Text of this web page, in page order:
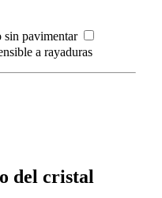
sin pavimentar
a rayaduras
del cristal